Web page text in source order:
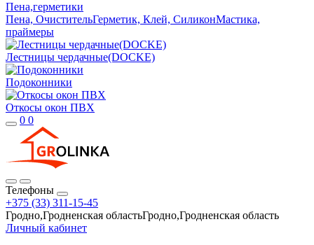
Пена,герметики
Пена, ОчистительГерметик, Клей, СиликонМастика,
праймеры
Лестницы чердачные(DOCKE)
Подоконники
Откосы окон ПВХ
0 0
Телефоны
+375 (33) 311-15-45
Гродно,Гродненская областьГродно,Гродненская область
Личный кабинет